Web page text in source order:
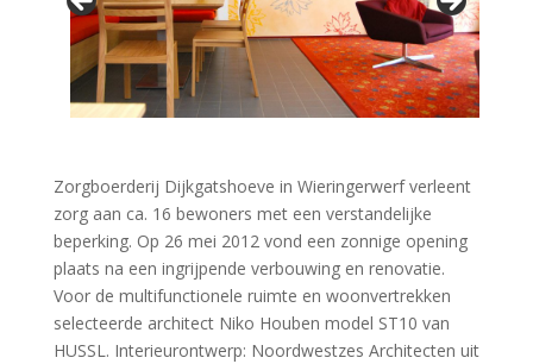
Zorgboerderij Dijkgatshoeve in Wieringerwerf verleent
zorg aan ca. 16 bewoners met een verstandelijke
beperking. Op 26 mei 2012 vond een zonnige opening
plaats na een ingrijpende verbouwing en renovatie.
Voor de multifunctionele ruimte en woonvertrekken
selecteerde architect Niko Houben model ST10 van
HUSSL. Interieurontwerp: Noordwestzes Architecten uit